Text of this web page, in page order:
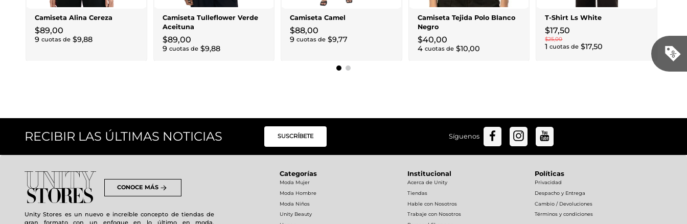
Camiseta Alina Cereza
$89,00
9 cuotas de $9,88
Camiseta Tulleflower Verde
Aceituna
$89,00
9 cuotas de $9,88
Camiseta Camel
$88,00
9 cuotas de $9,77
Camiseta Tejida Polo Blanco
Negro
$40,00
4 cuotas de $10,00
T-Shirt Ls White
$17,50
$25,00
1 cuotas de $17,50
RECIBIR LAS ÚLTIMAS NOTICIAS SUSCRÍBETE Síguenos
CONOCE MÁS
Unity Stores es un nuevo e increíble concepto de tiendas de
gran formato con un enfoque en lo último en moda,
Categorías
Moda Mujer
Moda Hombre
Moda Niños
Unity Beauty
Institucional
Acerca de Unity
Tiendas
Hable con Nosotros
Trabaje con Nosotros
Políticas
Privacidad
Despacho y Entrega
Cambio / Devoluciones
Términos y condiciones